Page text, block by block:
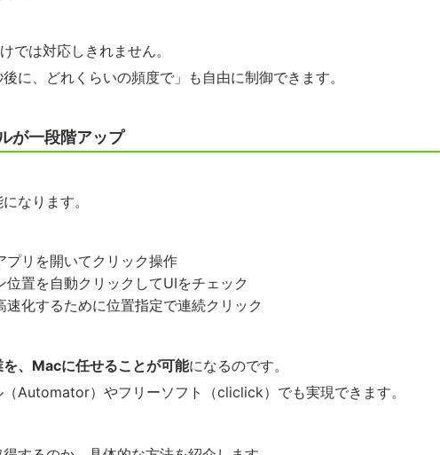
では対応しきれません。
に、どれくらいの頻度で」も自由に制御できます。
が一段階アップ
なります。
プリを開いてクリック操作
置を自動クリックしてUIをチェック
化するために位置指定で連続クリック
、Macに任せることが可能になるのです。
Automator）やフリーソフト（cliclick）でも実現できます。